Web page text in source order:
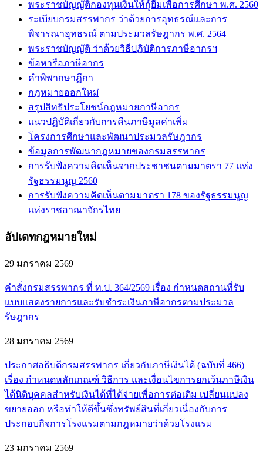
พระราชบัญญัติกองทุนเงินให้กู้ยืมเพื่อการศึกษา พ.ศ. 2560
ระเบียบกรมสรรพากร ว่าด้วยการอุทธรณ์และการ
พิจารณาอุทธรณ์ ตามประมวลรัษฎากร พ.ศ. 2564
พระราชบัญญัติ ว่าด้วยวิธีปฏิบัติการภาษีอากรฯ
ข้อหารือภาษีอากร
คำพิพากษาฏีกา
กฎหมายออกใหม่
สรุปสิทธิประโยชน์กฎหมายภาษีอากร
แนวปฏิบัติเกี่ยวกับการคืนภาษีมูลค่าเพิ่ม
โครงการศึกษาและพัฒนาประมวลรัษฎากร
ข้อมูลการพัฒนากฎหมายของกรมสรรพากร
การรับฟังความคิดเห็นจากประชาชนตามมาตรา 77 แห่ง
รัฐธรรมนูญ 2560
การรับฟังความคิดเห็นตามมาตรา 178 ของรัฐธรรมนูญ
แห่งราชอาณาจักรไทย
อัปเดทกฎหมายใหม่
29 มกราคม 2569
คำสั่งกรมสรรพากร ที่ ท.ป. 364/2569 เรื่อง กำหนดสถานที่รับ
แบบแสดงรายการและรับชำระเงินภาษีอากรตามประมวล
รัษฎากร
28 มกราคม 2569
ประกาศอธิบดีกรมสรรพากร เกี่ยวกับภาษีเงินได้ (ฉบับที่ 466)
เรื่อง กำหนดหลักเกณฑ์ วิธีการ และเงื่อนไขการยกเว้นภาษีเงิน
ได้นิติบุคคลสำหรับเงินได้ที่ได้จ่ายเพื่อการต่อเติม เปลี่ยนแปลง
ขยายออก หรือทำให้ดีขึ้นซึ่งทรัพย์สินที่เกี่ยวเนื่องกับการ
ประกอบกิจการโรงแรมตามกฎหมายว่าด้วยโรงแรม
23 มกราคม 2569